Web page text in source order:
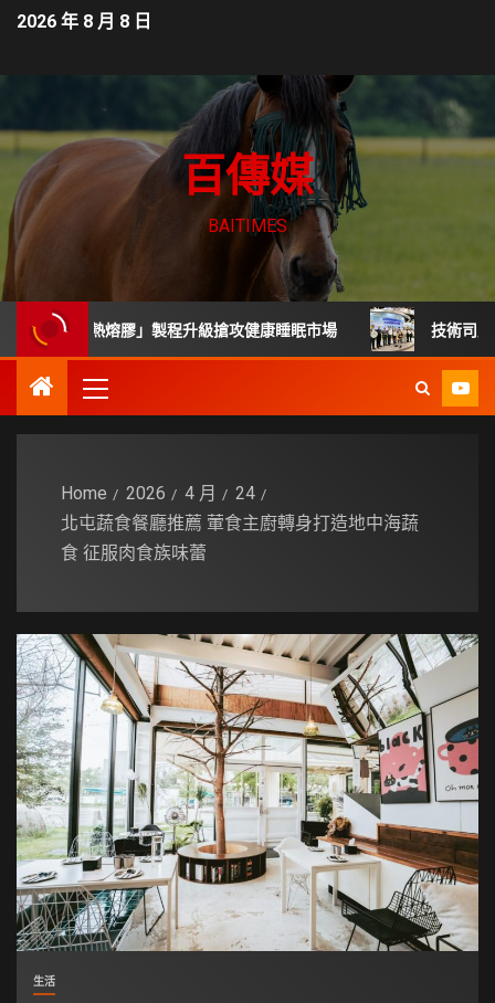
2026 年 8 月 8 日
百傳媒
BAITIMES
毒熱熔膠」製程升級搶攻健康睡眠市場 技術司展30項高
Home 2026 4 月
24
北屯蔬食餐廳推薦 葷食主廚轉身打造地中海蔬
食 征服肉食族味蕾
生活